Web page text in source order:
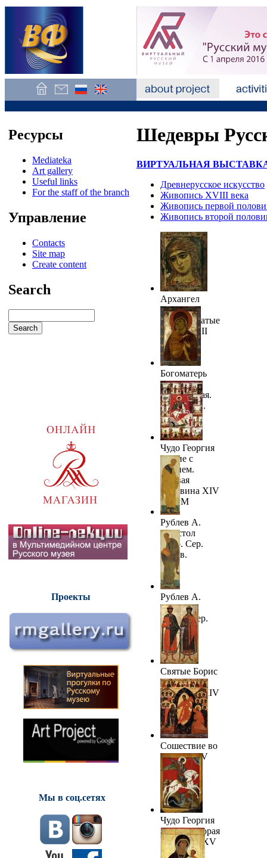
Ресурсы
Mediateka
Art gallery
Useful links
For the staff of the branch
Управление
Contacts
Site map
Create content
Search
Проекты
Мы в соц.сетях
Шедевры
ВИРТУАЛЬНАЯ ВЫСТАВКА
Древнерусское искусство
Живопись XVIII века
Живопись первой
Живопись второй
Архангел
Гавриил
(Ангел Златые
Власы). XII
век
Богоматерь
Умиление
Белозерская.
П.п. XIII в.
Чудо Георгия
о змие с
житием.
Первая
половина XIV
в. ГРМ
Рублев А.
Апостол
Петр. Сер.
XIV в.
Рублев А.
Апостол
Павел. Сер.
XIV в.
Святые Борис
и Глеб.
Середина XIV
в. ГРМ
Сошествие во
ад. XIV-XV
вв.
Чудо Георгия
о змие. Вторая
половина XV
в. ГРМ